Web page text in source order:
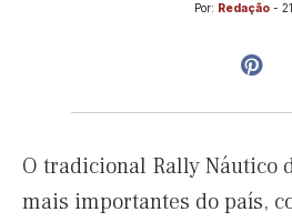
Por: Redação -
O tradicional Rally Náutico
mais importantes do país,